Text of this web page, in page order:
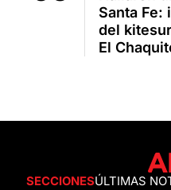
Santa Fe:
del
El
SECCIONESÚLTIMAS